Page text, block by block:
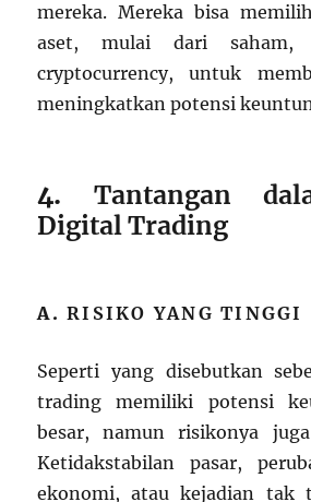
mereka. Mereka bisa
aset, mulai dari saham,
cryptocurrency, untuk
meningkatkan potensi
4. Tantangan
Digital Trading
A.RISIKO YANG TINGGI
Seperti yang disebutkan
trading memiliki potensi
besar, namun risikonya
Ketidakstabilan pasar,
ekonomi, atau kejadian tak